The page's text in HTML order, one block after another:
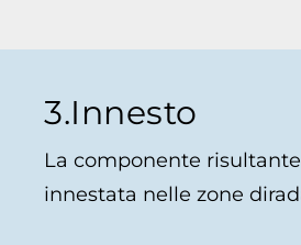
3.Innesto
La componente
innestata nelle zone